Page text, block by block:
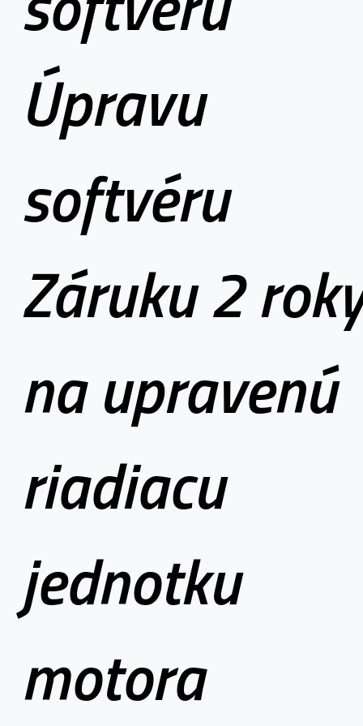
Úpravu
softvéru
Záruku 2
na upravenú
riadiacu
jednotku
motora